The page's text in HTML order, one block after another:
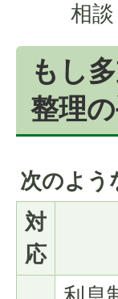
相談
もし
整理
次のよう
対
応